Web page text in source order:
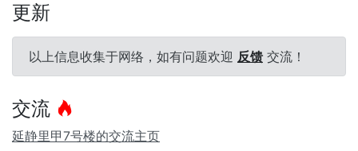
更新
以上信息收集于网络，如有问题欢迎 反馈 交流！
交流
延静里甲7号楼的交流主页